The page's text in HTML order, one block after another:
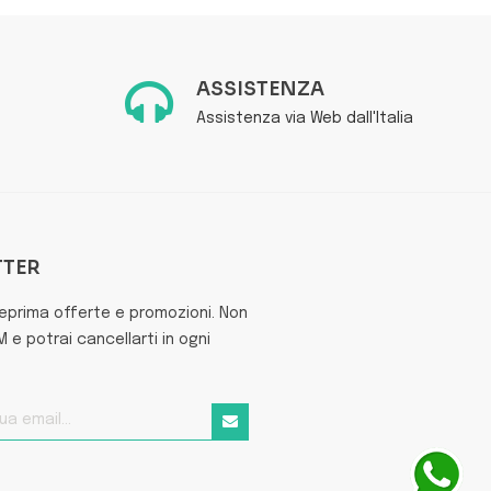
ASSISTENZA
Assistenza via Web dall'Italia
offerte e promozioni. Non
e potrai cancellarti in ogni